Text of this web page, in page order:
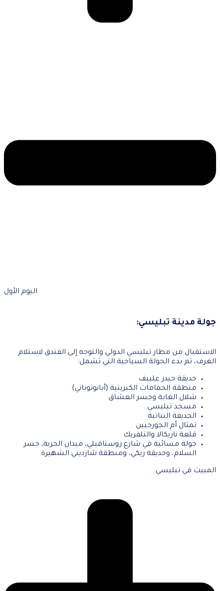
اليوم الأول
جولة مدينة تبليسي:
الاستقبال من مطار تبليسي الدولي والتوجه إلى الفندق لاستلام
الغرف، ثم بدء الجولة السياحية التي تشمل:
حديقة حيدر علييف
منطقة الحمامات الكبريتية (أبانوتوباني)
شلال الغابة وجسر العشاق
مسجد تبليسي
الحديقة النباتية
تمثال أم الجورجيين
قلعة ناريكالا والتلفريك
جولة مسائية في شارع روستافيلي، ميدان الحرية، جسر
السلام، وحديقة ريكي، ومنطقة شارديني الشهيرة.
المبيت في تبليسي.